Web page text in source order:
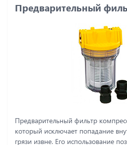
Предварительный
Предварительный фильтр
который исключает попадание
грязи извне. Его использование